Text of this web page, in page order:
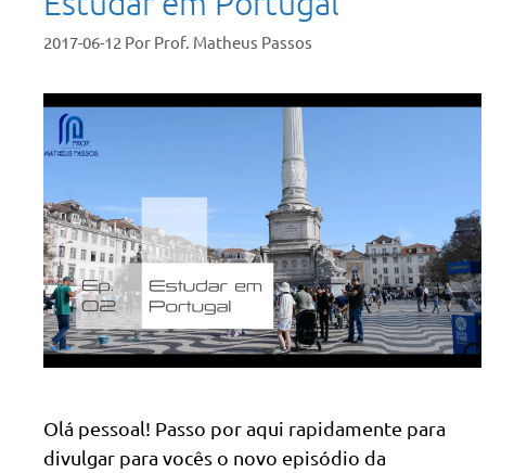
2017-06-12 Por Prof. Matheus Passos
Olá pessoal! Passo por aqui rapidamente para
divulgar para vocês o novo episódio da